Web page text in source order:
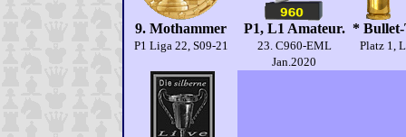
9. Mothammer
P1 Liga 22, S09-21
P1, L1 Amateur.
23. C960-EML
Jan.2020
*
Platz 1,